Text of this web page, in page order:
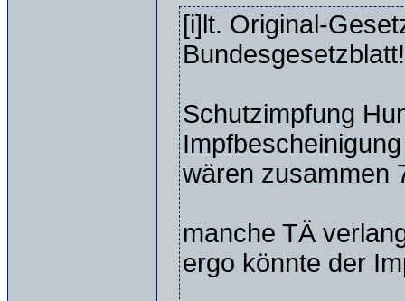
[i]lt. Original-
Bundesgesetzblatt!
Schutzimpfung
wären zusammen
manche TÄ
ergo könnte der